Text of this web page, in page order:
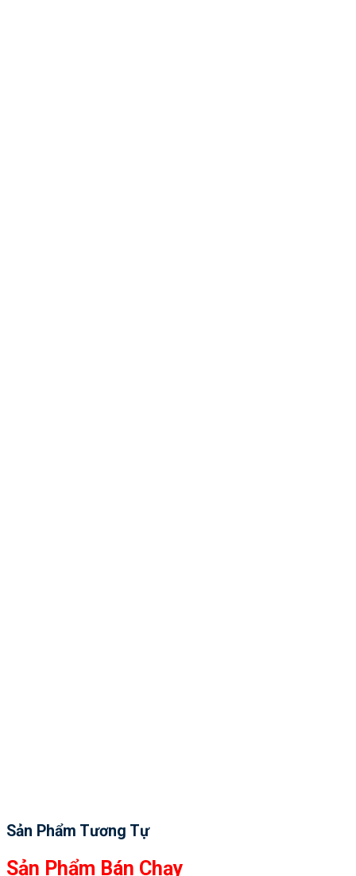
Sản Phẩm Tương Tự
Sản Phẩm Bán Chạy